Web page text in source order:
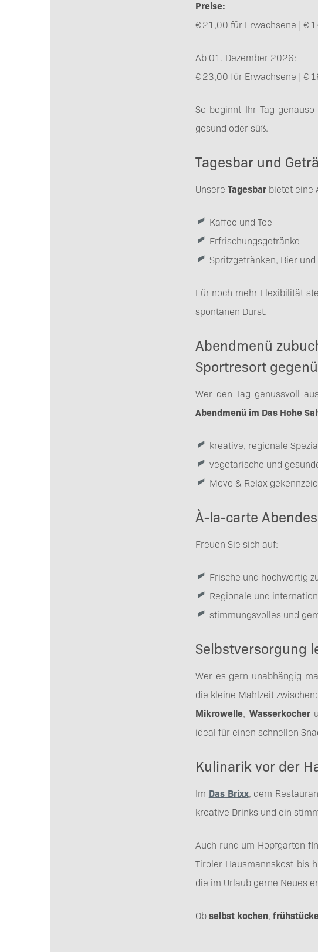
Preise:
€ 21,00 für Erwachsene | €
Ab 01. Dezember 2026:
€ 23,00 für Erwachsene | €
So beginnt Ihr Tag
gesund oder süß.
Tagesbar und
Unsere Tagesbar bietet eine
Kaffee und Tee
Erfrischungsgetränke
Spritzgetränken, Bier und
Für noch mehr Flexibilität
spontanen Durst.
Abendmenü
Sportresort
Wer den Tag genussvoll
Abendmenü im Das Hohe
kreative, regionale
vegetarische und
Move & Relax
À-la-carte
Freuen Sie sich auf:
Frische und hochwertig
Regionale und
stimmungsvolles und
Selbstversorgung
Wer es gern unabhängig
die kleine Mahlzeit
Mikrowelle, Wasserkocher
ideal für einen schnellen
Kulinarik vor der
Im Das Brixx, dem
kreative Drinks und ein
Auch rund um Hopfgarten
Tiroler Hausmannskost bis
die im Urlaub gerne Neues
Obselbst kochen,